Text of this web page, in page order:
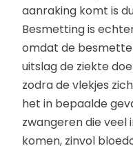
aanraking komt is
Besmetting is
omdat de
uitslag de ziekte
zodra de vlekjes
het in bepaalde
zwangeren die
komen, zinvol